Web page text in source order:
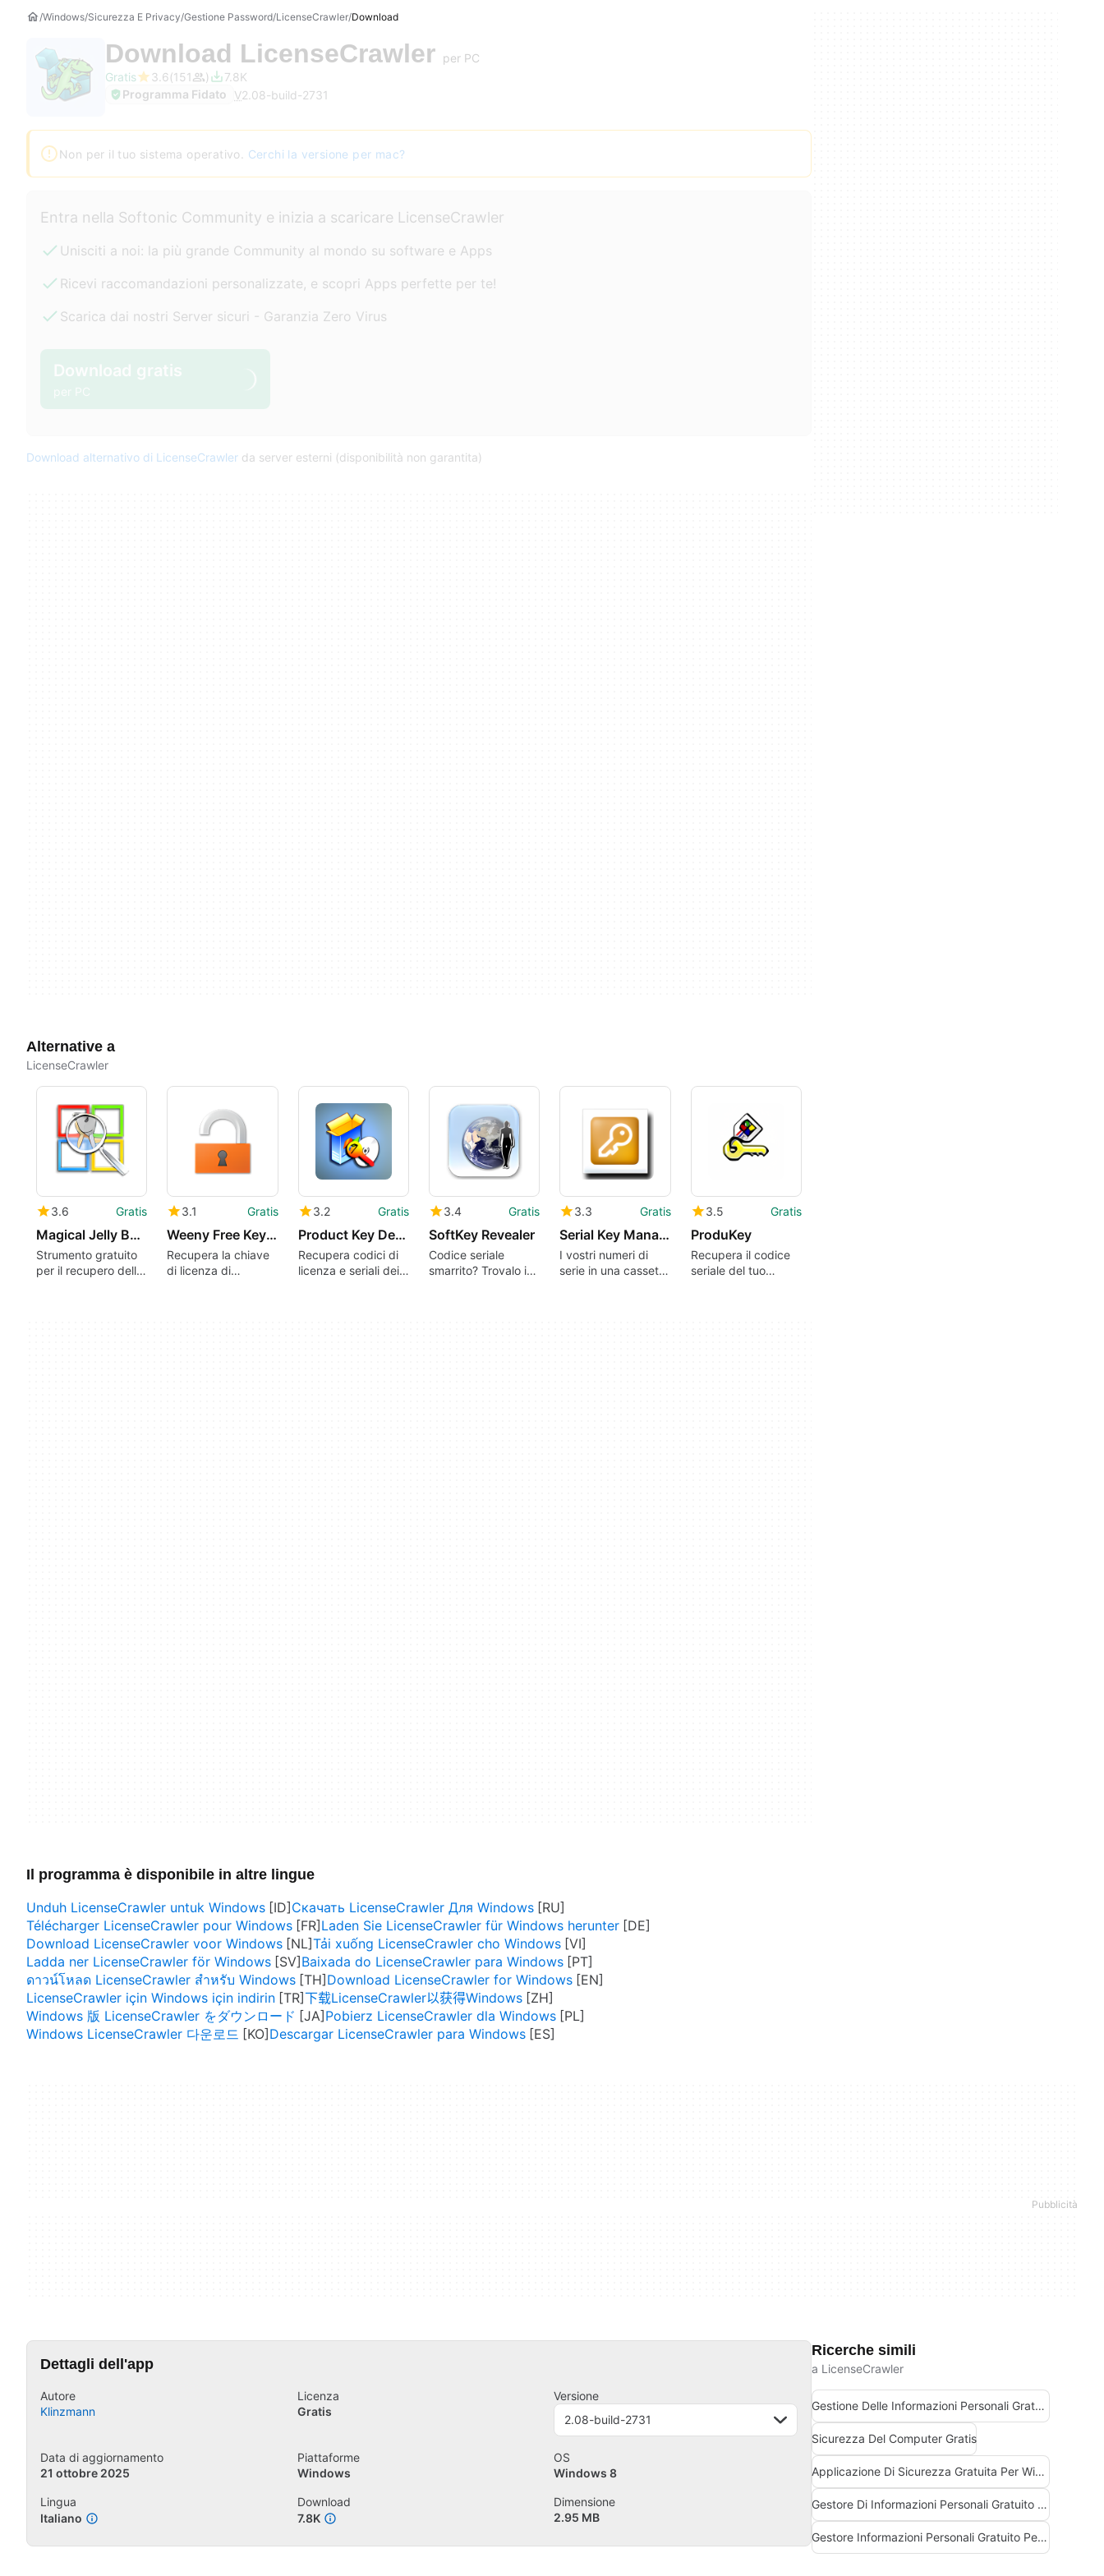
Windows Sicurezza E Privacy Gestione Password LicenseCrawler Download
Download LicenseCrawler per PC
Gratis
3.6 151
7.8K
Programma Fidato
V2.08-build-2731
Non per il tuo sistema operativo. Cerchi la versione per mac?
Entra nella Softonic Community e inizia a scaricare LicenseCrawler
Unisciti a noi: la più grande Community al mondo su software e Apps
Ricevi raccomandazioni personalizzate, e scopri Apps perfette per te!
Scarica dai nostri Server sicuri - Garanzia Zero Virus
Download gratis
per PC
Download alternativo di LicenseCrawler da server esterni (disponibilità non garantita)
Alternative a
LicenseCrawler
3.6 Gratis
Magical Jelly Bean Keyfinder
Strumento gratuito
per il recupero delle
3.1 Gratis
Weeny Free Key Recovery
Recupera la chiave
di licenza di
3.2 Gratis
Product Key Decryptor
Recupera codici di
licenza e seriali dei
3.4 Gratis
SoftKey Revealer
Codice seriale
smarrito? Trovalo in
3.3 Gratis
Serial Key Manager
I vostri numeri di
serie in una cassetta
3.5 Gratis
ProduKey
Recupera il codice
seriale del tuo
Il programma è disponibile in altre lingue
Unduh LicenseCrawler untuk Windows
Скачать LicenseCrawler Для Windows
Télécharger LicenseCrawler pour Windows
Laden Sie LicenseCrawler für Windows herunter
Download LicenseCrawler voor Windows
Tải xuống LicenseCrawler cho Windows
Ladda ner LicenseCrawler för Windows
Baixada do LicenseCrawler para Windows
ดาวน์โหลด LicenseCrawler สำหรับ Windows
Download LicenseCrawler for Windows
LicenseCrawler için Windows için indirin
下载LicenseCrawler以获得Windows
Windows 版 LicenseCrawler をダウンロード
Pobierz LicenseCrawler dla Windows
Windows LicenseCrawler 다운로드
Descargar LicenseCrawler para Windows
Dettagli dell'app
Autore
Klinzmann
Licenza
Gratis
Versione
2.08-build-2731
Data di aggiornamento
21 ottobre 2025
Piattaforme
Windows
OS
Windows 8
Lingua
Italiano
Download
7.8K
Dimensione
2.95 MB
Ricerche simili
a LicenseCrawler
Gestione Delle Informazioni Personali Gratuita Per Windows
Sicurezza Del Computer Gratis
Applicazione Di Sicurezza Gratuita Per Windows
Gestore Di Informazioni Personali Gratuito Per Windows
Gestore Informazioni Personali Gratuito Per Windows